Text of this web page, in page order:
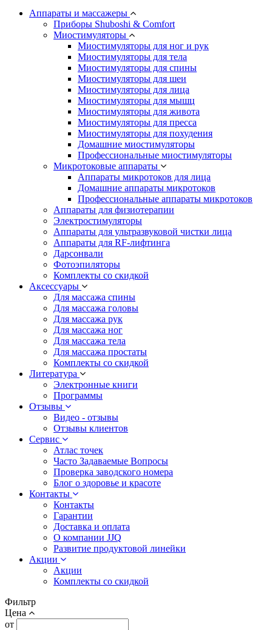
Аппараты и массажеры
Приборы Shuboshi & Comfort
Миостимуляторы
Миостимуляторы для ног и рук
Миостимуляторы для тела
Миостимуляторы для спины
Миостимуляторы для шеи
Миостимуляторы для лица
Миостимуляторы для мышц
Миостимуляторы для живота
Миостимуляторы для пресса
Миостимуляторы для похудения
Домашние миостимуляторы
Профессиональные миостимуляторы
Микротоковые аппараты
Аппараты микротоков для лица
Домашние аппараты микротоков
Профессиональные аппараты микротоков
Аппараты для физиотерапии
Электростимуляторы
Аппараты для ультразвуковой чистки лица
Аппараты для RF-лифтинга
Дарсонвали
Фотоэпиляторы
Комплекты со скидкой
Аксессуары
Для массажа спины
Для массажа головы
Для массажа рук
Для массажа ног
Для массажа тела
Для массажа простаты
Комплекты со скидкой
Литература
Электронные книги
Программы
Отзывы
Видео - отзывы
Отзывы клиентов
Сервис
Атлас точек
Часто Задаваемые Вопросы
Проверка заводского номера
Блог о здоровье и красоте
Контакты
Контакты
Гарантии
Доставка и оплата
О компании JJQ
Развитие продуктовой линейки
Акции
Акции
Комплекты со скидкой
Фильтр
Цена
от